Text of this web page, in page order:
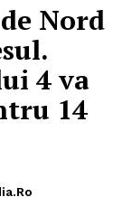
Nord
4 va
14